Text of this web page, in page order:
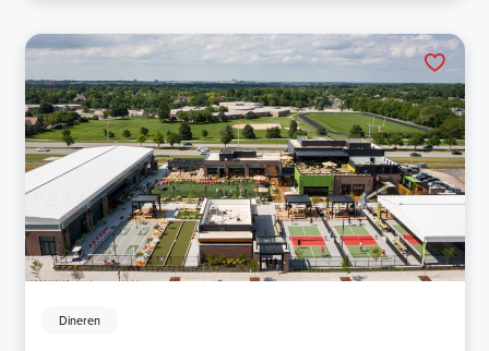
Dineren